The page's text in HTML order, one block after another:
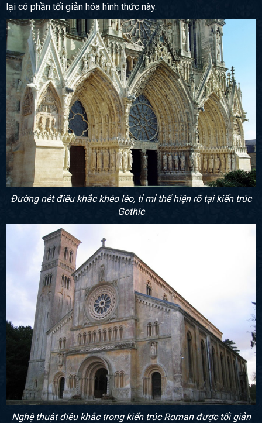
lại có phần tối giản hóa hình thức này.
Đường nét điêu khắc khéo léo, tỉ mỉ thể hiện rõ tại kiến trúc
Gothic
Nghệ thuật điêu khắc trong kiến trúc Roman được tối giản